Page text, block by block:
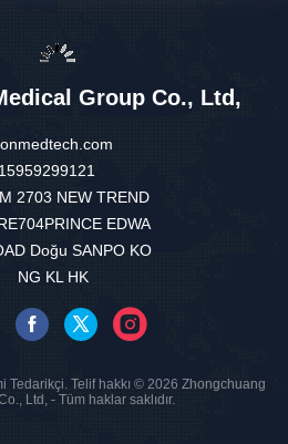
Group Co., Ltd,
2703 NEW TREND
EDWA
Doğu SANPO KO
NG KL HK
Tedarikçi. Telif hakkı © 2026 Zhongchuang
Ltd, - Tüm haklar saklıdır.